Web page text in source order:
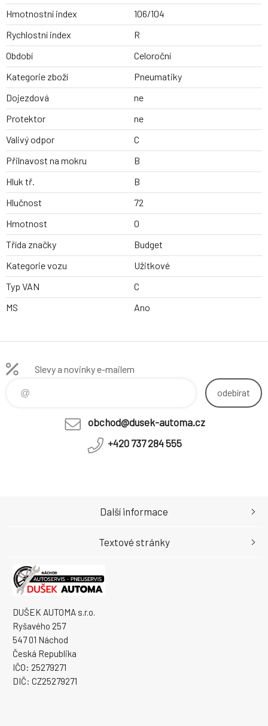
Hmotnostní index
106/104
Rychlostní index
R
Období
Celoroční
Kategorie zboží
Pneumatiky
Dojezdová
ne
Protektor
ne
Valivý odpor
C
Přilnavost na mokru
B
Hluk tř.
B
Hlučnost
72
Hmotnost
0
Třída značky
Budget
Kategorie vozu
Užitkové
Typ VAN
C
MS
Ano
Slevy a novinky e-mailem
odebírat
obchod@dusek-automa.cz
+420 737 284 555
DUŠEK AUTOMA s.r.o.
Ryšavého 257
547 01 Náchod
Česká Republika
IČO: 25279271
DIČ: CZ25279271
Další informace
Textové stránky